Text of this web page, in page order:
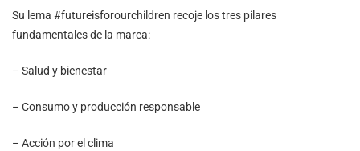
Su lema #futureisforourchildren recoje los tres pilares
fundamentales de la marca:
– Salud y bienestar
– Consumo y producción responsable
– Acción por el clima